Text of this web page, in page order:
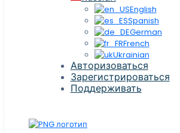
English
Spanish
German
French
Ukrainian
Авторизоваться
Зарегистрироваться
Поддерживать